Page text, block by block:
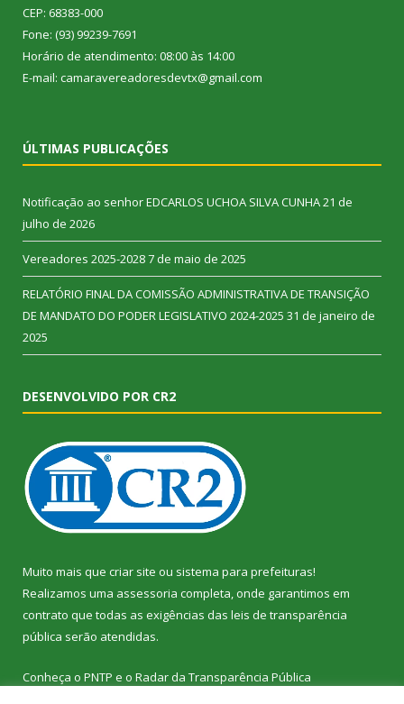
CEP: 68383-000
Fone: (93) 99239-7691
Horário de atendimento: 08:00 às 14:00
E-mail: camaravereadoresdevtx@gmail.com
ÚLTIMAS PUBLICAÇÕES
Notificação ao senhor EDCARLOS UCHOA SILVA CUNHA21 de
julho de 2026
Vereadores 2025-20287 de maio de 2025
RELATÓRIO FINAL DA COMISSÃO ADMINISTRATIVA DE TRANSIÇÃO
DE MANDATO DO PODER LEGISLATIVO 2024-2025 31 de janeiro de
2025
DESENVOLVIDO POR CR2
Muito mais que criar site ou sistema para prefeituras!
Realizamos uma assessoria completa, onde garantimos em
contrato que todas as exigências das leis de transparência
pública serão atendidas.
Conheça o PNTP e o Radar da Transparência Pública